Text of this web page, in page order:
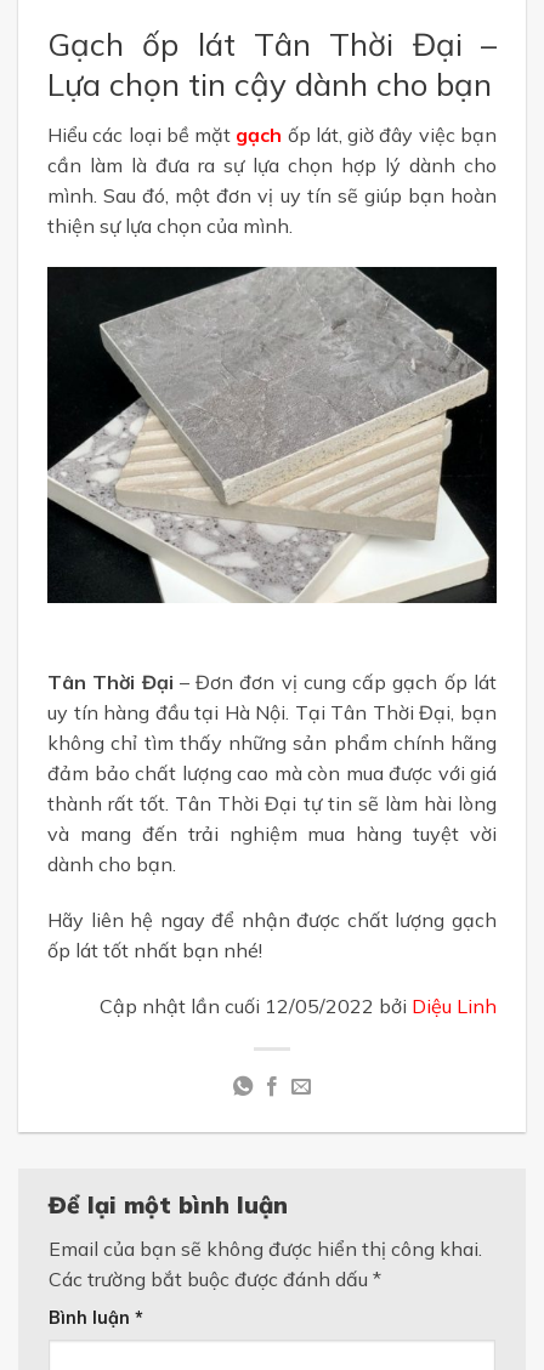
Gạch ốp lát Tân Thời Đại –
Lựa chọn tin cậy dành cho bạn
Hiểu các loại bề mặt gạch ốp lát, giờ đây việc bạn
cần làm là đưa ra sự lựa chọn hợp lý dành cho
mình. Sau đó, một đơn vị uy tín sẽ giúp bạn hoàn
thiện sự lựa chọn của mình.
Tân Thời Đại – Đơn đơn vị cung cấp gạch ốp lát
uy tín hàng đầu tại Hà Nội. Tại Tân Thời Đại, bạn
không chỉ tìm thấy những sản phẩm chính hãng
đảm bảo chất lượng cao mà còn mua được với giá
thành rất tốt. Tân Thời Đại tự tin sẽ làm hài lòng
và mang đến trải nghiệm mua hàng tuyệt vời
dành cho bạn.
Hãy liên hệ ngay để nhận được chất lượng gạch
ốp lát tốt nhất bạn nhé!
Cập nhật lần cuối 12/05/2022 bởi Diệu Linh
Để lại một bình luận
Email của bạn sẽ không được hiển thị công khai.
Các trường bắt buộc được đánh dấu *
Bình luận *